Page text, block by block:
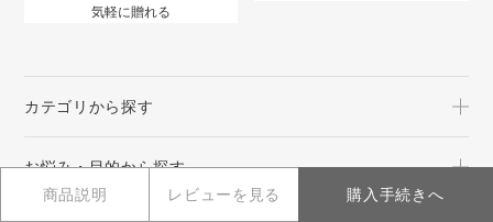
商品説明 レビューを見る 購入手続きへ
気軽に贈れる
カテゴリから探す
お悩み・目的から探す